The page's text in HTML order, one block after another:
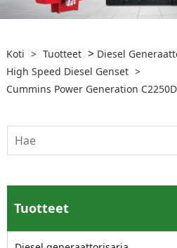
Koti > Tuotteet > Diesel
High Speed ​​Diesel Genset >
Cummins Power Generation
Tuotteet